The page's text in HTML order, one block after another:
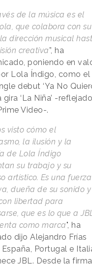
de la música es el
que colabora con su
dirección musical
creativa”, ha
poniendo en
Lola Índigo, como el
debut ‘Ya No
‘La Niña’ -reflejado
Video-.
visto cómo el
la ilusión y la
de Lola Índigo
su trabajo y su
artístico. Es una fuerza
dueña de su sonido y
libertad para
que es lo que a
como marca", ha
dijo Alejandro Frías
Portugal e
JBL. Desde la firma